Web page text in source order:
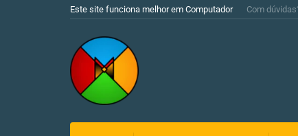
Este site funciona melhor em Computador Com